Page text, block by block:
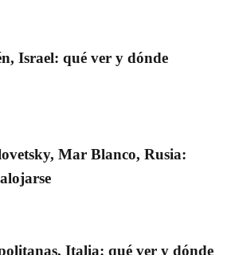
Israel: qué ver y dónde
Mar Blanco, Rusia:
Italia: qué ver y dónde